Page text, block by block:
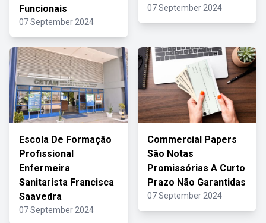
Funcionais
07 September 2024
07 September 2024
Escola De Formação
Profissional
Enfermeira
Sanitarista Francisca
Saavedra
07 September 2024
Commercial Papers
São Notas
Promissórias A Curto
Prazo Não Garantidas
07 September 2024